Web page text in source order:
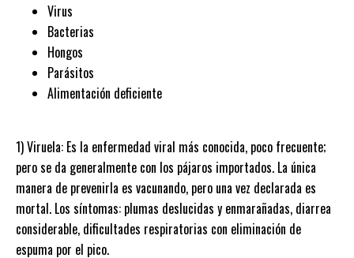
Virus
Bacterias
Hongos
Parásitos
Alimentación deficiente
1) Viruela: Es la enfermedad viral más conocida, poco frecuente;
pero se da generalmente con los pájaros importados. La única
manera de prevenirla es vacunando, pero una vez declarada es
mortal. Los síntomas: plumas deslucidas y enmarañadas, diarrea
considerable, dificultades respiratorias con eliminación de
espuma por el pico.